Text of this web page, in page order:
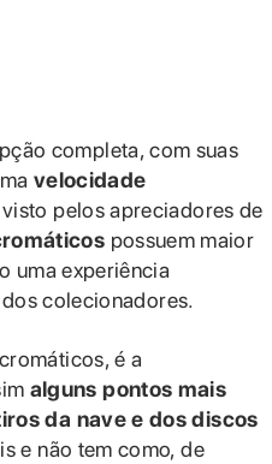
completa, com suas
velocidade
pelos apreciadores de
possuem maior
uma experiência
colecionadores.
é a
alguns pontos mais
da nave e dos discos
e não tem como, de